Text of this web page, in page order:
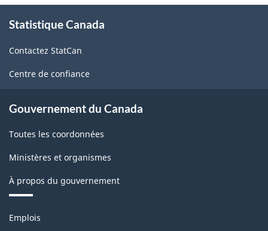
version
2.0
-
de
la
classification
propos
ce
site
Statistique Canada
Contactez StatCan
Centre de confiance
Gouvernement du Canada
Toutes les coordonnées
Ministères et organismes
À propos du gouvernement
Thèmes
Emplois